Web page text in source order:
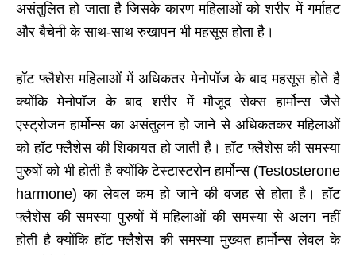
असंतुलित हो जाता है जिसके कारण महिलाओं को शरीर में गर्माहट
और बैचेनी के साथ-साथ रुखापन भी महसूस होता है।
हॉट फ्लैशेस महिलाओं में अधिकतर मेनोपॉज के बाद महसूस होते है
क्योंकि मेनोपॉज के बाद शरीर में मौजूद सेक्स हार्मोन्स जैसे
एस्ट्रोजन हार्मोन्स का असंतुलन हो जाने से अधिकतकर महिलाओं
को हॉट फ्लैशेस की शिकायत हो जाती है। हॉट फ्लैशेस की समस्या
पुरुषों को भी होती है क्योंकिटेस्टास्टरोनहार्मोन्स (Testosterone
harmone) का लेवल कम हो जाने की वजह से होता है। हॉट
फ्लैशेस की समस्या पुरुषों में महिलाओं की समस्या से अलग नहीं
होती है क्योंकि हॉट फ्लैशेस की समस्या मुख्यत हार्मोन्स लेवल के